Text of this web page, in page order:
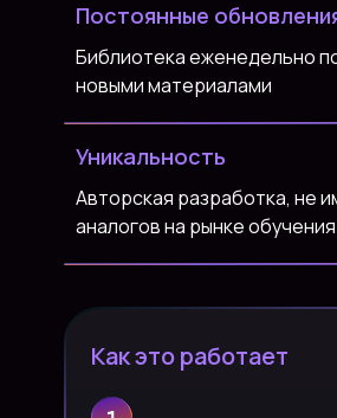
Авторская разработка, не
аналогов на рынке обучения
Уникальность
Библиотека еженедельно
новыми материалами
Постоянные
Как это работает